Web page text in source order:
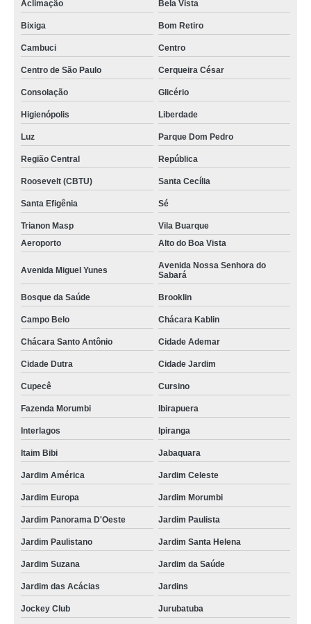
Aclimação Bela Vista
Bixiga Bom Retiro
Cambuci Centro
Centro de São Paulo Cerqueira César
Consolação Glicério
Higienópolis Liberdade
Luz Parque Dom Pedro
Região Central República
Roosevelt (CBTU) Santa Cecília
Santa Efigênia Sé
Trianon Masp
Vila Buarque
Aeroporto
Alto do Boa Vista
Avenida Miguel Yunes
Avenida Nossa Senhora do
Sabará
Bosque da Saúde Brooklin
Campo Belo Chácara Kablin
Chácara Santo Antônio Cidade Ademar
Cidade Dutra Cidade Jardim
Cupecê Cursino
Fazenda Morumbi Ibirapuera
Interlagos Ipiranga
Itaim Bibi Jabaquara
Jardim América Jardim Celeste
Jardim Europa Jardim Morumbi
Jardim Panorama D'Oeste Jardim Paulista
Jardim Paulistano Jardim Santa Helena
Jardim Suzana Jardim da Saúde
Jardim das Acácias Jardins
Jockey Club Jurubatuba